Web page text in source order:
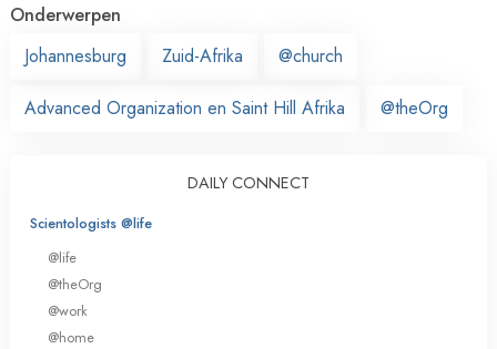
Onderwerpen
Johannesburg
Zuid-Afrika @church
Advanced Organization en Saint Hill Afrika @theOrg
DAILY CONNECT
Scientologists @life
@life
@theOrg
@work
@home